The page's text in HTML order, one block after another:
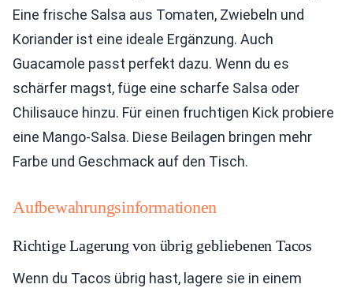
Eine frische Salsa aus Tomaten, Zwiebeln und
Koriander ist eine ideale Ergänzung. Auch
Guacamole passt perfekt dazu. Wenn du es
schärfer magst, füge eine scharfe Salsa oder
Chilisauce hinzu. Für einen fruchtigen Kick probiere
eine Mango-Salsa. Diese Beilagen bringen mehr
Farbe und Geschmack auf den Tisch.
Aufbewahrungsinformationen
Richtige Lagerung von übrig gebliebenen Tacos
Wenn du Tacos übrig hast, lagere sie in einem